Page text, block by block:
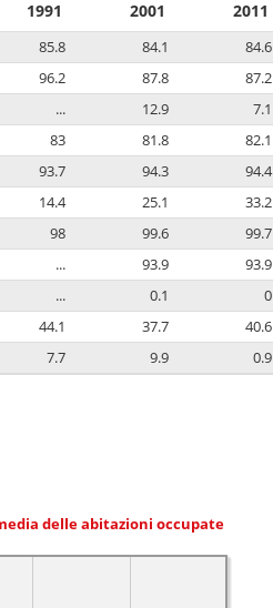
1991 2001 2011
85.8 84.1
84.6
96.2 87.8
87.2
... 12.9
7.1
83 81.8
82.1
93.7 94.3
94.4
14.4 25.1
33.2
98 99.6
99.7
... 93.9
93.9
... 0.1
0
44.1 37.7
40.6
7.7 9.9 0.9
delle abitazioni occupate